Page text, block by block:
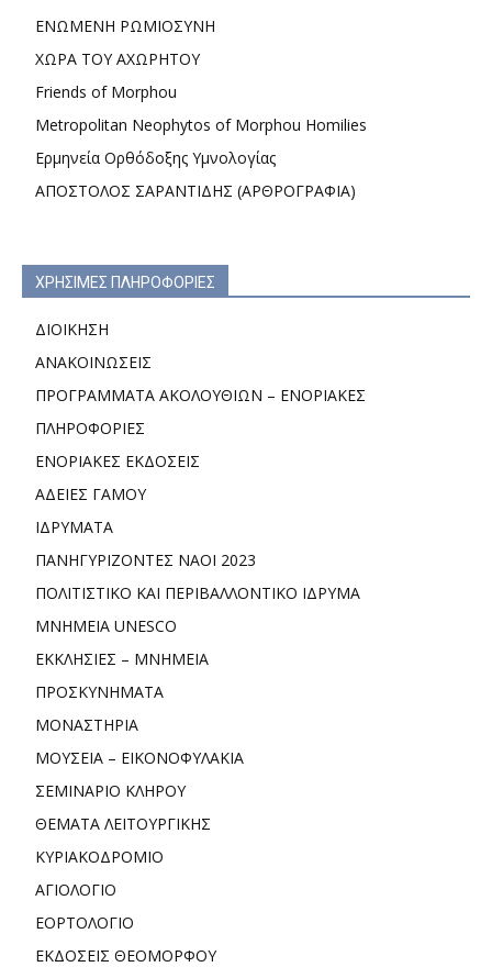
ΕΝΩΜΕΝΗ ΡΩΜΙΟΣΥΝΗ
ΧΩΡΑ ΤΟΥ ΑΧΩΡΗΤΟΥ
Friends of Morphou
Metropolitan Neophytos of Morphou Homilies
Ερμηνεία Ορθόδοξης Υμνολογίας
ΑΠΟΣΤΟΛΟΣ ΣΑΡΑΝΤΙΔΗΣ (ΑΡΘΡΟΓΡΑΦΙΑ)
ΧΡΗΣΙΜΕΣ ΠΛΗΡΟΦΟΡΙΕΣ
ΔΙΟΙΚΗΣΗ
ΑΝΑΚΟΙΝΩΣΕΙΣ
ΠΡΟΓΡΑΜΜΑΤΑ ΑΚΟΛΟΥΘΙΩΝ – ΕΝΟΡΙΑΚΕΣ
ΠΛΗΡΟΦΟΡΙΕΣ
ΕΝΟΡΙΑΚΕΣ ΕΚΔΟΣΕΙΣ
ΑΔΕΙΕΣ ΓΑΜΟΥ
ΙΔΡΥΜΑΤΑ
ΠΑΝΗΓΥΡΙΖΟΝΤΕΣ ΝΑΟΙ 2023
ΠΟΛΙΤΙΣΤΙΚΟ ΚΑΙ ΠΕΡΙΒΑΛΛΟΝΤΙΚΟ ΙΔΡΥΜΑ
ΜΝΗΜΕΙΑ UNESCO
ΕΚΚΛΗΣΙΕΣ – ΜΝΗΜΕΙΑ
ΠΡΟΣΚΥΝΗΜΑΤΑ
ΜΟΝΑΣΤΗΡΙΑ
ΜΟΥΣΕΙΑ – ΕΙΚΟΝΟΦΥΛΑΚΙΑ
ΣΕΜΙΝΑΡΙΟ ΚΛΗΡΟΥ
ΘΕΜΑΤΑ ΛΕΙΤΟΥΡΓΙΚΗΣ
ΚΥΡΙΑΚΟΔΡΟΜΙΟ
ΑΓΙΟΛΟΓΙΟ
ΕΟΡΤΟΛΟΓΙΟ
ΕΚΔΟΣΕΙΣ ΘΕΟΜΟΡΦΟΥ